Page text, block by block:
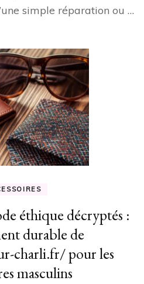
simple réparation ou …
éthique décryptés :
durable de
charli.fr/ pour les
masculins